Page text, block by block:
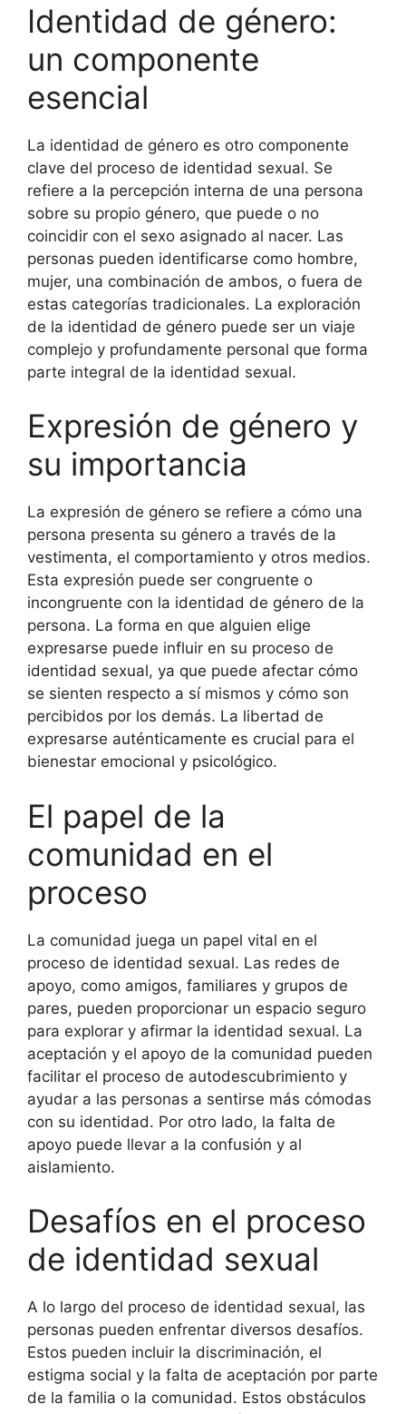
Identidad de género:
un componente
esencial
La identidad de género es otro componente
clave del proceso de identidad sexual. Se
refiere a la percepción interna de una persona
sobre su propio género, que puede o no
coincidir con el sexo asignado al nacer. Las
personas pueden identificarse como hombre,
mujer, una combinación de ambos, o fuera de
estas categorías tradicionales. La exploración
de la identidad de género puede ser un viaje
complejo y profundamente personal que forma
parte integral de la identidad sexual.
Expresión de género y
su importancia
La expresión de género se refiere a cómo una
persona presenta su género a través de la
vestimenta, el comportamiento y otros medios.
Esta expresión puede ser congruente o
incongruente con la identidad de género de la
persona. La forma en que alguien elige
expresarse puede influir en su proceso de
identidad sexual, ya que puede afectar cómo
se sienten respecto a sí mismos y cómo son
percibidos por los demás. La libertad de
expresarse auténticamente es crucial para el
bienestar emocional y psicológico.
El papel de la
comunidad en el
proceso
La comunidad juega un papel vital en el
proceso de identidad sexual. Las redes de
apoyo, como amigos, familiares y grupos de
pares, pueden proporcionar un espacio seguro
para explorar y afirmar la identidad sexual. La
aceptación y el apoyo de la comunidad pueden
facilitar el proceso de autodescubrimiento y
ayudar a las personas a sentirse más cómodas
con su identidad. Por otro lado, la falta de
apoyo puede llevar a la confusión y al
aislamiento.
Desafíos en el proceso
de identidad sexual
A lo largo del proceso de identidad sexual, las
personas pueden enfrentar diversos desafíos.
Estos pueden incluir la discriminación, el
estigma social y la falta de aceptación por parte
de la familia o la comunidad. Estos obstáculos